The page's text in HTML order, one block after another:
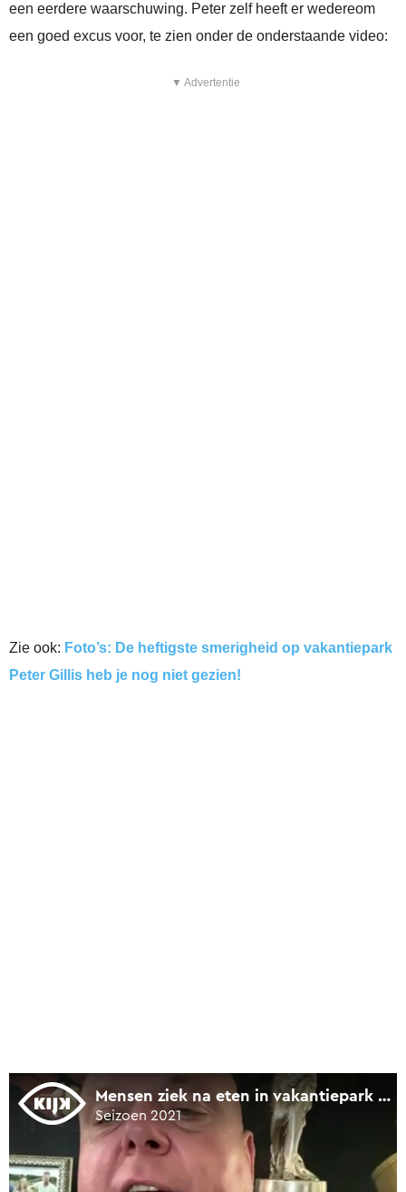
een eerdere waarschuwing. Peter zelf heeft er wedereom
een goed excus voor, te zien onder de onderstaande video:
▼ Advertentie
Zie ook: Foto’s: De heftigste smerigheid op vakantiepark
Peter Gillis heb je nog niet gezien!